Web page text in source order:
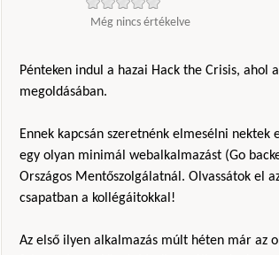
Még nincs értékelve
Pénteken indul a hazai Hack the Crisis, ahol
megoldásában.
Ennek kapcsán szeretnénk elmesélni
egy olyan minimál webalkalmazást (Go
Országos Mentőszolgálatnál. Olvassátok el
csapatban a kollégáitokkal!
Az első ilyen alkalmazás múlt héten már az